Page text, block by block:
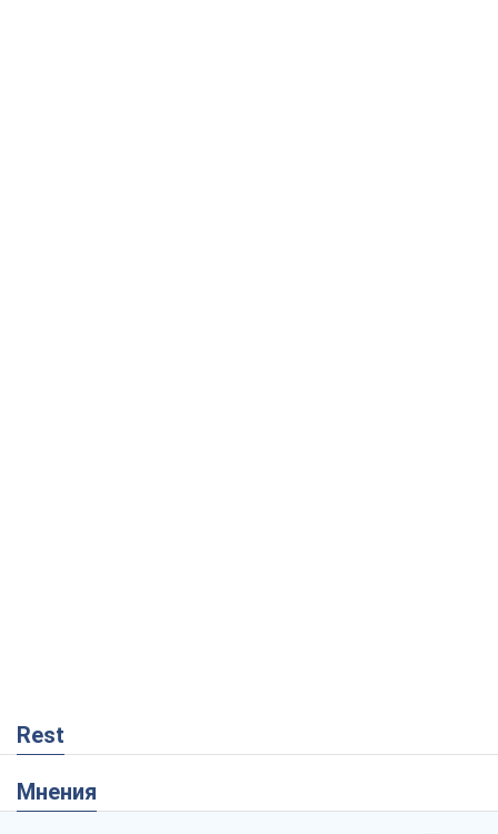
Rest
Мнения